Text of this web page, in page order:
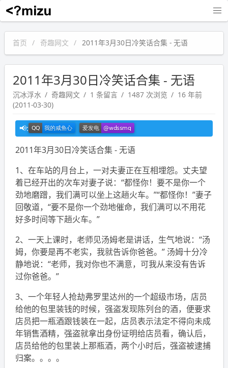
沉冰浮水
首页 奇趣网文 2011年3月30日冷笑话合集 - 无语
2011年3月30日冷笑话合集 - 无语
沉冰浮水 奇趣网文 1 条留言 1487 次浏览
16 年前
(2011-03-30)
2011年3月30日冷笑话合集 - 无语
1、在车站的月台上，一对夫妻正在互相埋怨。丈夫望
着已经开出的次车对妻子说：“都怪你！要不是你一个
劲地磨蹭，我们满可以坐上这趟火车。”“都怪你！”妻子
回敬道，“要不是你一个劲地催命，我们满可以不用花
好多时间等下趟火车。”
2、一天上课时，老师见汤姆老是讲话，生气地说：“汤
姆，你要是再不老实，我就告诉你爸爸。” 汤姆十分冷
静地说：“老师，我对你也不满意，可我从来没有告诉
过你爸爸。”
3、一个年轻人抢劫弗罗里达州的一个超级市场，店员
给他的包里装钱的时候，强盗发现陈列台的酒，便要求
店员把一瓶酒跟钱装在一起，店员表示法定不得向未成
年销售酒精，强盗就拿出身份证明给店员看，确认后，
店员给他的包里装上那瓶酒，两个小时后，强盗被逮捕
归案。。。。